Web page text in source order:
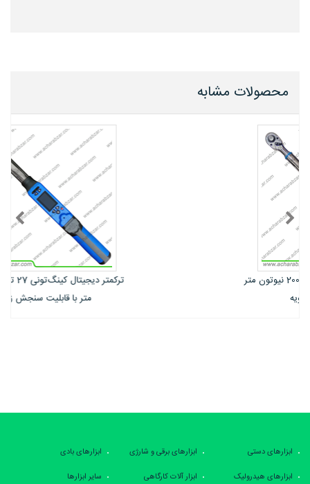
محصولات مشابه
ترکمتر دیجیتال کینگ‌تونی 27 تا 135 نیوتون
ابزارهای دستی ابزارهای برقی و شارژی
ابزارهای بادی
ابزارهای هیدرولیک
ابزار آلات کارگاهی
سایر ابزارها